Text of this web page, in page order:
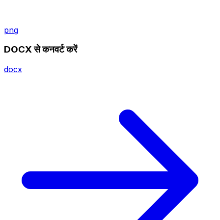
png
DOCX से कनवर्ट करें
docx